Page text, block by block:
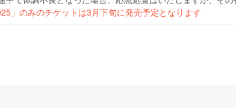
」のみのチケットは3月下旬に発売予定となります